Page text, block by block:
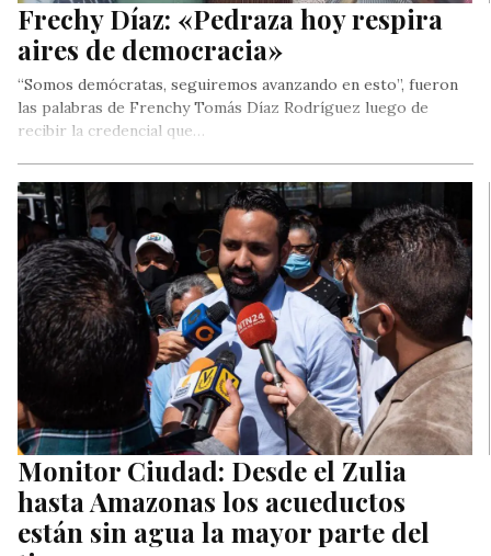
Frechy Díaz: «Pedraza hoy respira
aires de democracia»
“Somos demócratas, seguiremos avanzando en esto”, fueron
las palabras de Frenchy Tomás Díaz Rodríguez luego de
recibir la credencial que…
Monitor Ciudad: Desde el Zulia
hasta Amazonas los acueductos
están sin agua la mayor parte del